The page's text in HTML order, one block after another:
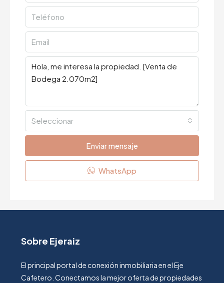
Seleccionar
Enviar mensaje
WhatsApp
Sobre Ejeraiz
El principal portal de conexión inmobiliaria en el Eje
Cafetero. Conectamos la mejor oferta de propiedades